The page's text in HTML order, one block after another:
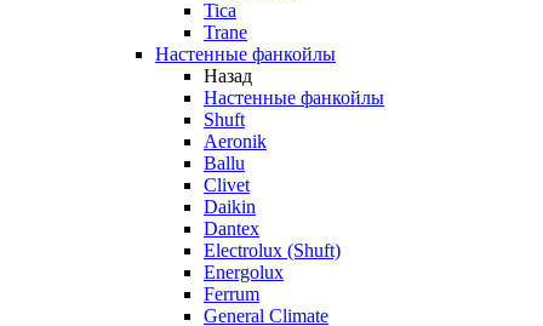
Tica
Trane
Настенные фанкойлы
Назад
Настенные фанкойлы
Shuft
Aeronik
Ballu
Clivet
Daikin
Dantex
Electrolux (Shuft)
Energolux
Ferrum
General Climate